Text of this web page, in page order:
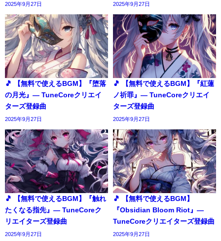
2025年9月27日 2025年9月27日
🎵 【無料で使えるBGM】『堕落
の月光』― TuneCoreクリエイ
ターズ登録曲
2025年9月27日
🎵 【無料で使えるBGM】『紅蓮
ノ祈罪』― TuneCoreクリエイ
ターズ登録曲
2025年9月27日
🎵 【無料で使えるBGM】『触れ
たくなる指先』― TuneCoreク
リエイターズ登録曲
2025年9月27日
🎵 【無料で使えるBGM】
『Obsidian Bloom Riot』―
TuneCoreクリエイターズ登録曲
2025年9月27日